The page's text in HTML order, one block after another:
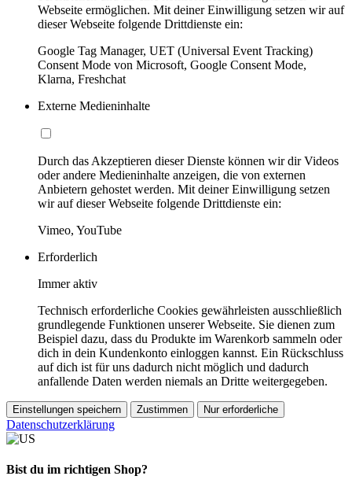
Webseite ermöglichen. Mit deiner Einwilligung setzen wir auf
dieser Webseite folgende Drittdienste ein:
Google Tag Manager, UET (Universal Event Tracking)
Consent Mode von Microsoft, Google Consent Mode,
Klarna, Freshchat
Externe Medieninhalte
Durch das Akzeptieren dieser Dienste können wir dir Videos
oder andere Medieninhalte anzeigen, die von externen
Anbietern gehostet werden. Mit deiner Einwilligung setzen
wir auf dieser Webseite folgende Drittdienste ein:
Vimeo, YouTube
Erforderlich
Immer aktiv
Technisch erforderliche Cookies gewährleisten ausschließlich
grundlegende Funktionen unserer Webseite. Sie dienen zum
Beispiel dazu, dass du Produkte im Warenkorb sammeln oder
dich in dein Kundenkonto einloggen kannst. Ein Rückschluss
auf dich ist für uns dadurch nicht möglich und dadurch
anfallende Daten werden niemals an Dritte weitergegeben.
Einstellungen speichern Zustimmen Nur erforderliche
Datenschutzerklärung
Bist du im richtigen Shop?